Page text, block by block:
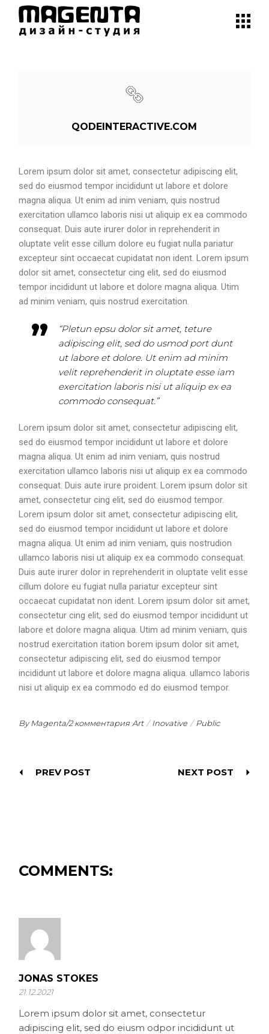
QODEINTERACTIVE.COM
Lorem ipsum dolor sit amet, consectetur adipiscing elit,
sed do eiusmod tempor incididunt ut labore et dolore
magna aliqua. Ut enim ad inim veniam, quis nostrud
exercitation ullamco laboris nisi ut aliquip ex ea commodo
consequat. Duis aute irurer dolor in reprehenderit in
oluptate velit esse cillum dolore eu fugiat nulla pariatur
excepteur sint occaecat cupidatat non ident. Lorem ipsum
dolor sit amet, consectetur cing elit, sed do eiusmod
tempor incididunt ut labore et dolore magna aliqua. Utim
ad minim veniam, quis nostrud exercitation.
“Pletun epsu dolor sit amet, teture
adipiscing elit, sed do usmod port dunt
ut labore et dolore. Ut enim ad minim
velit reprehenderit in oluptate esse iam
exercitation laboris nisi ut aliquip ex ea
commodo consequat.”
Lorem ipsum dolor sit amet, consectetur adipiscing elit,
sed do eiusmod tempor incididunt ut labore et dolore
magna aliqua. Ut enim ad inim veniam, quis nostrud
exercitation ullamco laboris nisi ut aliquip ex ea commodo
consequat. Duis aute irure proident. Lorem ipsum dolor sit
amet, consectetur cing elit, sed do eiusmod tempor.
Lorem ipsum dolor sit amet, consectetur adipiscing elit,
sed do eiusmod tempor incididunt ut labore et dolore
magna aliqua. Ut enim ad inim veniam, quis nostrudion
ullamco laboris nisi ut aliquip ex ea commodo consequat.
Duis aute irurer dolor in reprehenderit in oluptate velit esse
cillum dolore eu fugiat nulla pariatur excepteur sint
occaecat cupidatat non ident. Lorem ipsum dolor sit amet,
consectetur cing elit, sed do eiusmod tempor incididunt ut
labore et dolore magna aliqua. Utim ad minim veniam, quis
nostrud exercitation itation borem ipsum dolor sit amet,
consectetur adipiscing elit, sed do eiusmod tempor
incididunt ut labore et dolore magna aliqua. ullamco laboris
nisi ut aliquip ex ea commodo ed do eiusmod tempor.
By Magenta/2 комментария Art Inovative Public
PREV POST NEXT POST
COMMENTS:
JONAS STOKES
21.12.2021
Lorem ipsum dolor sit amet, consectetur
adipiscing elit, sed do eiusm odpor incididunt ut